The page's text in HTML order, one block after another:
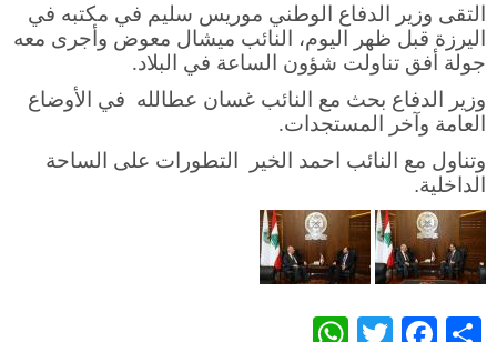
التقى وزير الدفاع الوطني موريس سليم في مكتبه في
اليرزة قبل ظهر اليوم، النائب ميشال معوض وأجرى معه
جولة أفق تناولت شؤون الساعة في البلاد.
وزير الدفاع بحث مع النائب غسان عطالله في الأوضاع
العامة وآخر المستجدات.
وتناول مع النائب احمد الخير التطورات على الساحة
الداخلية.
Share
Facebook
Twitter